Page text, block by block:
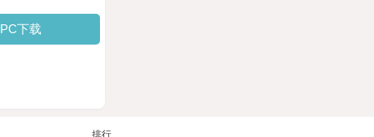
PC下载
排行